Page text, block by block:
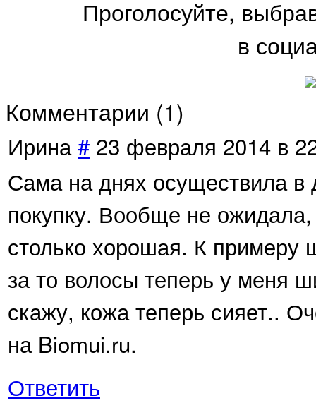
Проголосуйте,
в
Комментарии (1)
Ирина# 23 февраля 2014 в
Сама на днях осуществила в
покупку. Вообще не ожидала,
столько хорошая. К
за то волосы теперь у меня
скажу, кожа теперь сияет..
на Biomui.ru.
Ответить